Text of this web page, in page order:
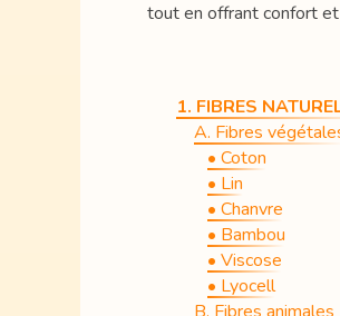
tout en offrant confort
1. FIBRES
A. Fibres
• Coton
• Lin
• Chanvre
• Bambou
• Viscose
• Lyocell